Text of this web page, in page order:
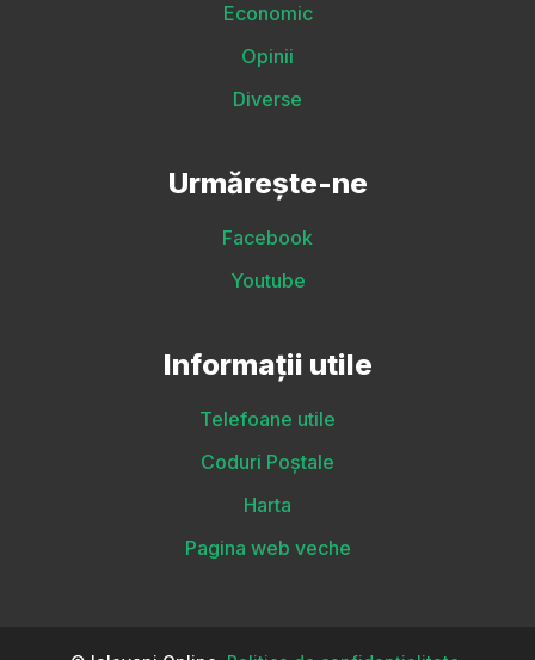
Economic
Opinii
Diverse
Urmărește-ne
Facebook
Youtube
Informații utile
Telefoane utile
Coduri Poștale
Harta
Pagina web veche